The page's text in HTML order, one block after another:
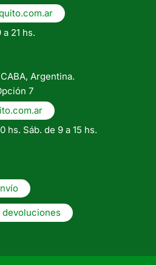
21 hs.
Argentina.
7
hs. Sáb. de 9 a 15 hs.
devoluciones